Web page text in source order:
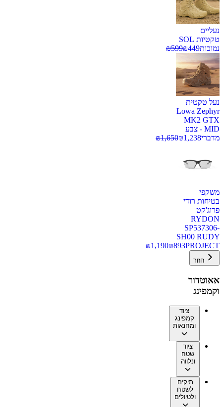
נעליים
טקטיות SOL
נמוכות
₪449
₪599
נעל טקטית
Lowa Zephyr
MK2 GTX
MID - צבע
מדברי
₪1,238
₪1,650
משקפי
בטיחות רודי
פרוג'קט
RYDON
SP537306-
SH00 RUDY
PROJECT
₪893
₪1,190
חזור
אאוטדור
וקמפינג
ציוד
קמפינג
ומחנאות
ציוד
שטח
ונלווה
תיקים
לשטח
ולטיולים